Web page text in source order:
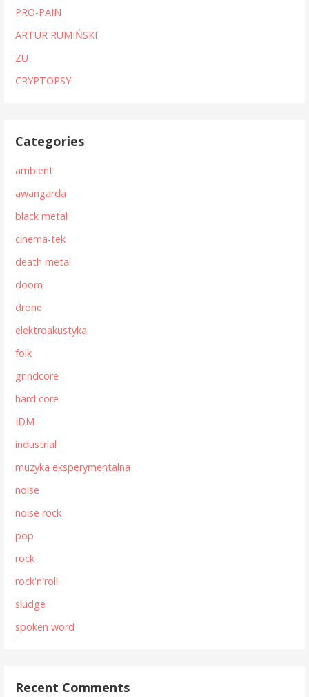
PRO-PAIN
ARTUR RUMIŃSKI
ZU
CRYPTOPSY
Categories
ambient
awangarda
black metal
cinema-tek
death metal
doom
drone
elektroakustyka
folk
grindcore
hard core
IDM
industrial
muzyka eksperymentalna
noise
noise rock
pop
rock
rock'n'roll
sludge
spoken word
Recent Comments